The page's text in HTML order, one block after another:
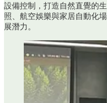
設備控制，打造自然直覺的
照、航空娛樂與家居自動化
展潛力。